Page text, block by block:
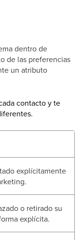
dentro de
de las preferencias
un atributo
contacto y te
explícitamente
o retirado su
explícita.